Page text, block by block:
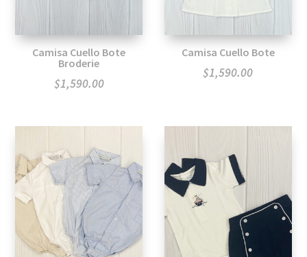
Camisa Cuello Bote
Broderie
$1,590.00
Camisa Cuello Bote
$1,590.00